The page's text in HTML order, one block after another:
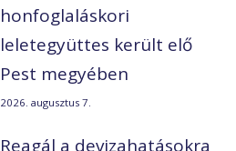
honfoglaláskori
leletegyüttes került elő
Pest megyében
2026. augusztus 7.
Reagál a devizahatásokra